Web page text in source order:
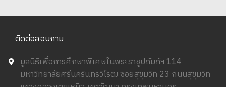
ติดต่อสอบถาม
มูลนิธิเพื่อการศึกษาพิเศษในพระราชูปถัมภ์ฯ 114
มหาวิทยาลัยศรีนครินทรวิโรฒ ซอยสุขุมวิท 23 ถนนสุขุมวิท